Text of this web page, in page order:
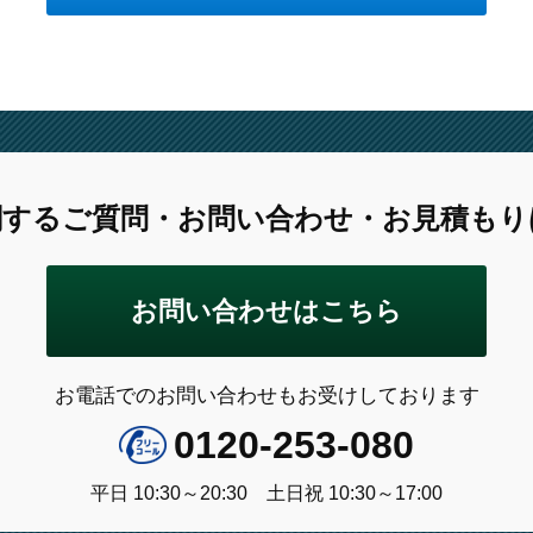
るご質問 ・お問い合わせ ・お見積も
お問い合わせはこちら
お電話でのお問い合わせもお受けしております
0120-253-080
平日 10:30～20:30 土日祝 10:30～17:00